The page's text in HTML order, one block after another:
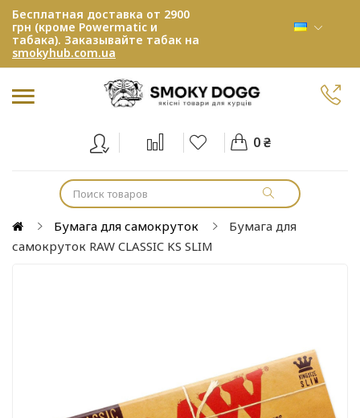
Бесплатная доставка от 2900
грн (кроме Powermatic и
табака). Заказывайте табак на
smokyhub.com.ua
0 ₴
Бумага для самокруток
Бумага для
самокруток RAW CLASSIC KS SLIM